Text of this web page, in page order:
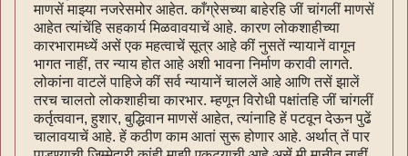
माणसें माझ्या नजरेसमोर आहेत. काँग्रेसच्या बाहेरहि जीं चांगलीं माणसें
आहेत त्यांचेंहि सहकार्य मिळवावयाचें आहे. कारण लोकशाहीच्या
कारभारामध्यें असें एक महत्वाचें सूत्र आहे कीं नुसतें न्यायानें वागून
भागत नाहीं, तर न्याय होत आहे अशी भावना निर्माण करावी लागते.
लोकांना वाटलें पाहिजे कीं सर्व न्यायानें चाललें आहे आणि तसें झालें
तरच चालतो लोकशाहीचा कारभार. म्हणून विरोधी पक्षांतहि जीं चांगलीं
कर्तृत्ववान, हुशार, बुद्धिवान माणसें आहेत, त्यांनाहि हें पटवून देऊन पुढें
चालावयाचें आहे. हें कठीण काम आतां सुरू होणार आहे. अर्थात् तें पार